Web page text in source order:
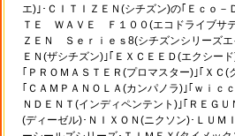
エ)｣･ＣＩＴＩＺＥＮ(シチズン)の｢Ｅｃｏ
ＴＥ ＷＡＶＥ Ｆ１００(エコドライブサテ
ＺＥＮ Ｓｅｒｉｅｓ8(シチズンシリーズ
ＥＮ(ザシチズン)｣｢ＥＸＣＥＥＤ(エクシー
｢ＰＲＯＭＡＳＴＥＲ(プロマスター)｣｢ＸＣ(
｢ＣＡＭＰＡＮＯＬＡ(カンパノラ)｣｢ｗｉｃ
ＮＤＥＮＴ(インディペンテント)｣｢ＲＥＧＵ
(ディーゼル)･ＮＩＸＯＮ(ニクソン)･ＬＵＭ